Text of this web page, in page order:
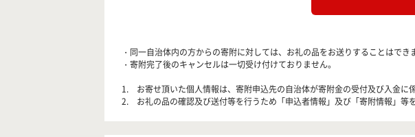
・同一自治体内の方からの寄附に対しては、お礼の品をお送りすることはでき
・寄附完了後のキャンセルは一切受け付けておりません。
1. お寄せ頂いた個人情報は、寄附申込先の自治体が寄附金の受付及び入金に
2. お礼の品の確認及び送付等を行うため「申込者情報」及び「寄附情報」等